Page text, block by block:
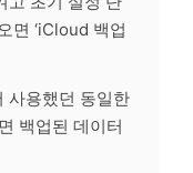
면 ‘iCloud 백업
사용했던 동일한
백업된 데이터